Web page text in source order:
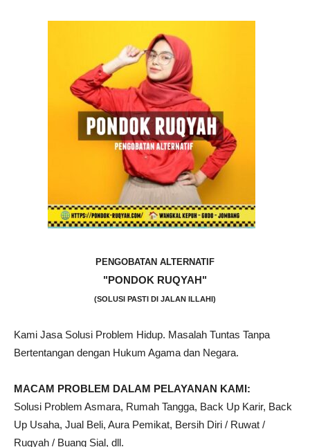
PENGOBATAN ALTERNATIF
"PONDOK RUQYAH"
(SOLUSI PASTI DI JALAN ILLAHI)
Kami Jasa Solusi Problem Hidup. Masalah Tuntas Tanpa
Bertentangan dengan Hukum Agama dan Negara.
MACAM PROBLEM DALAM PELAYANAN KAMI:
Solusi Problem Asmara, Rumah Tangga, Back Up Karir, Back
Up Usaha, Jual Beli, Aura Pemikat, Bersih Diri / Ruwat /
Ruqyah / Buang Sial, dll.